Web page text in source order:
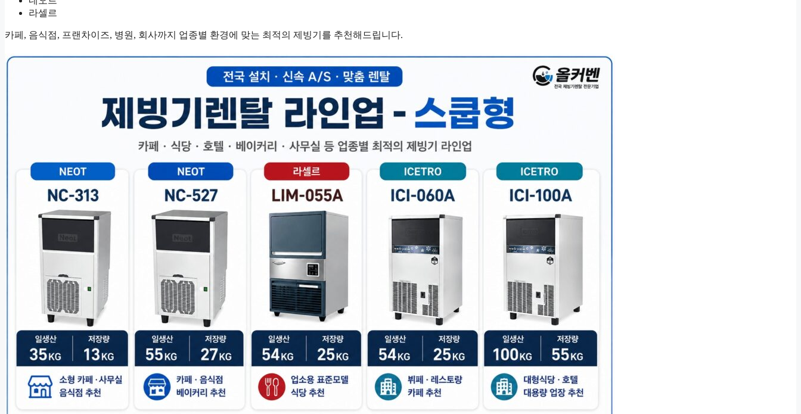
라셀르
카페, 음식점, 프랜차이즈, 병원, 회사까지 업종별 환경에 맞는 최적의 제빙기를 추천해드립니다.